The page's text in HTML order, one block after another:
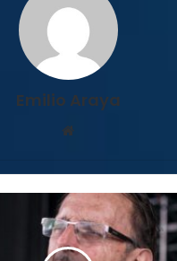
Emilio Araya